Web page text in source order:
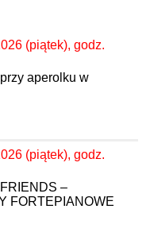
(piątek), godz.
aperolku w
(piątek), godz.
–
FORTEPIANOWE